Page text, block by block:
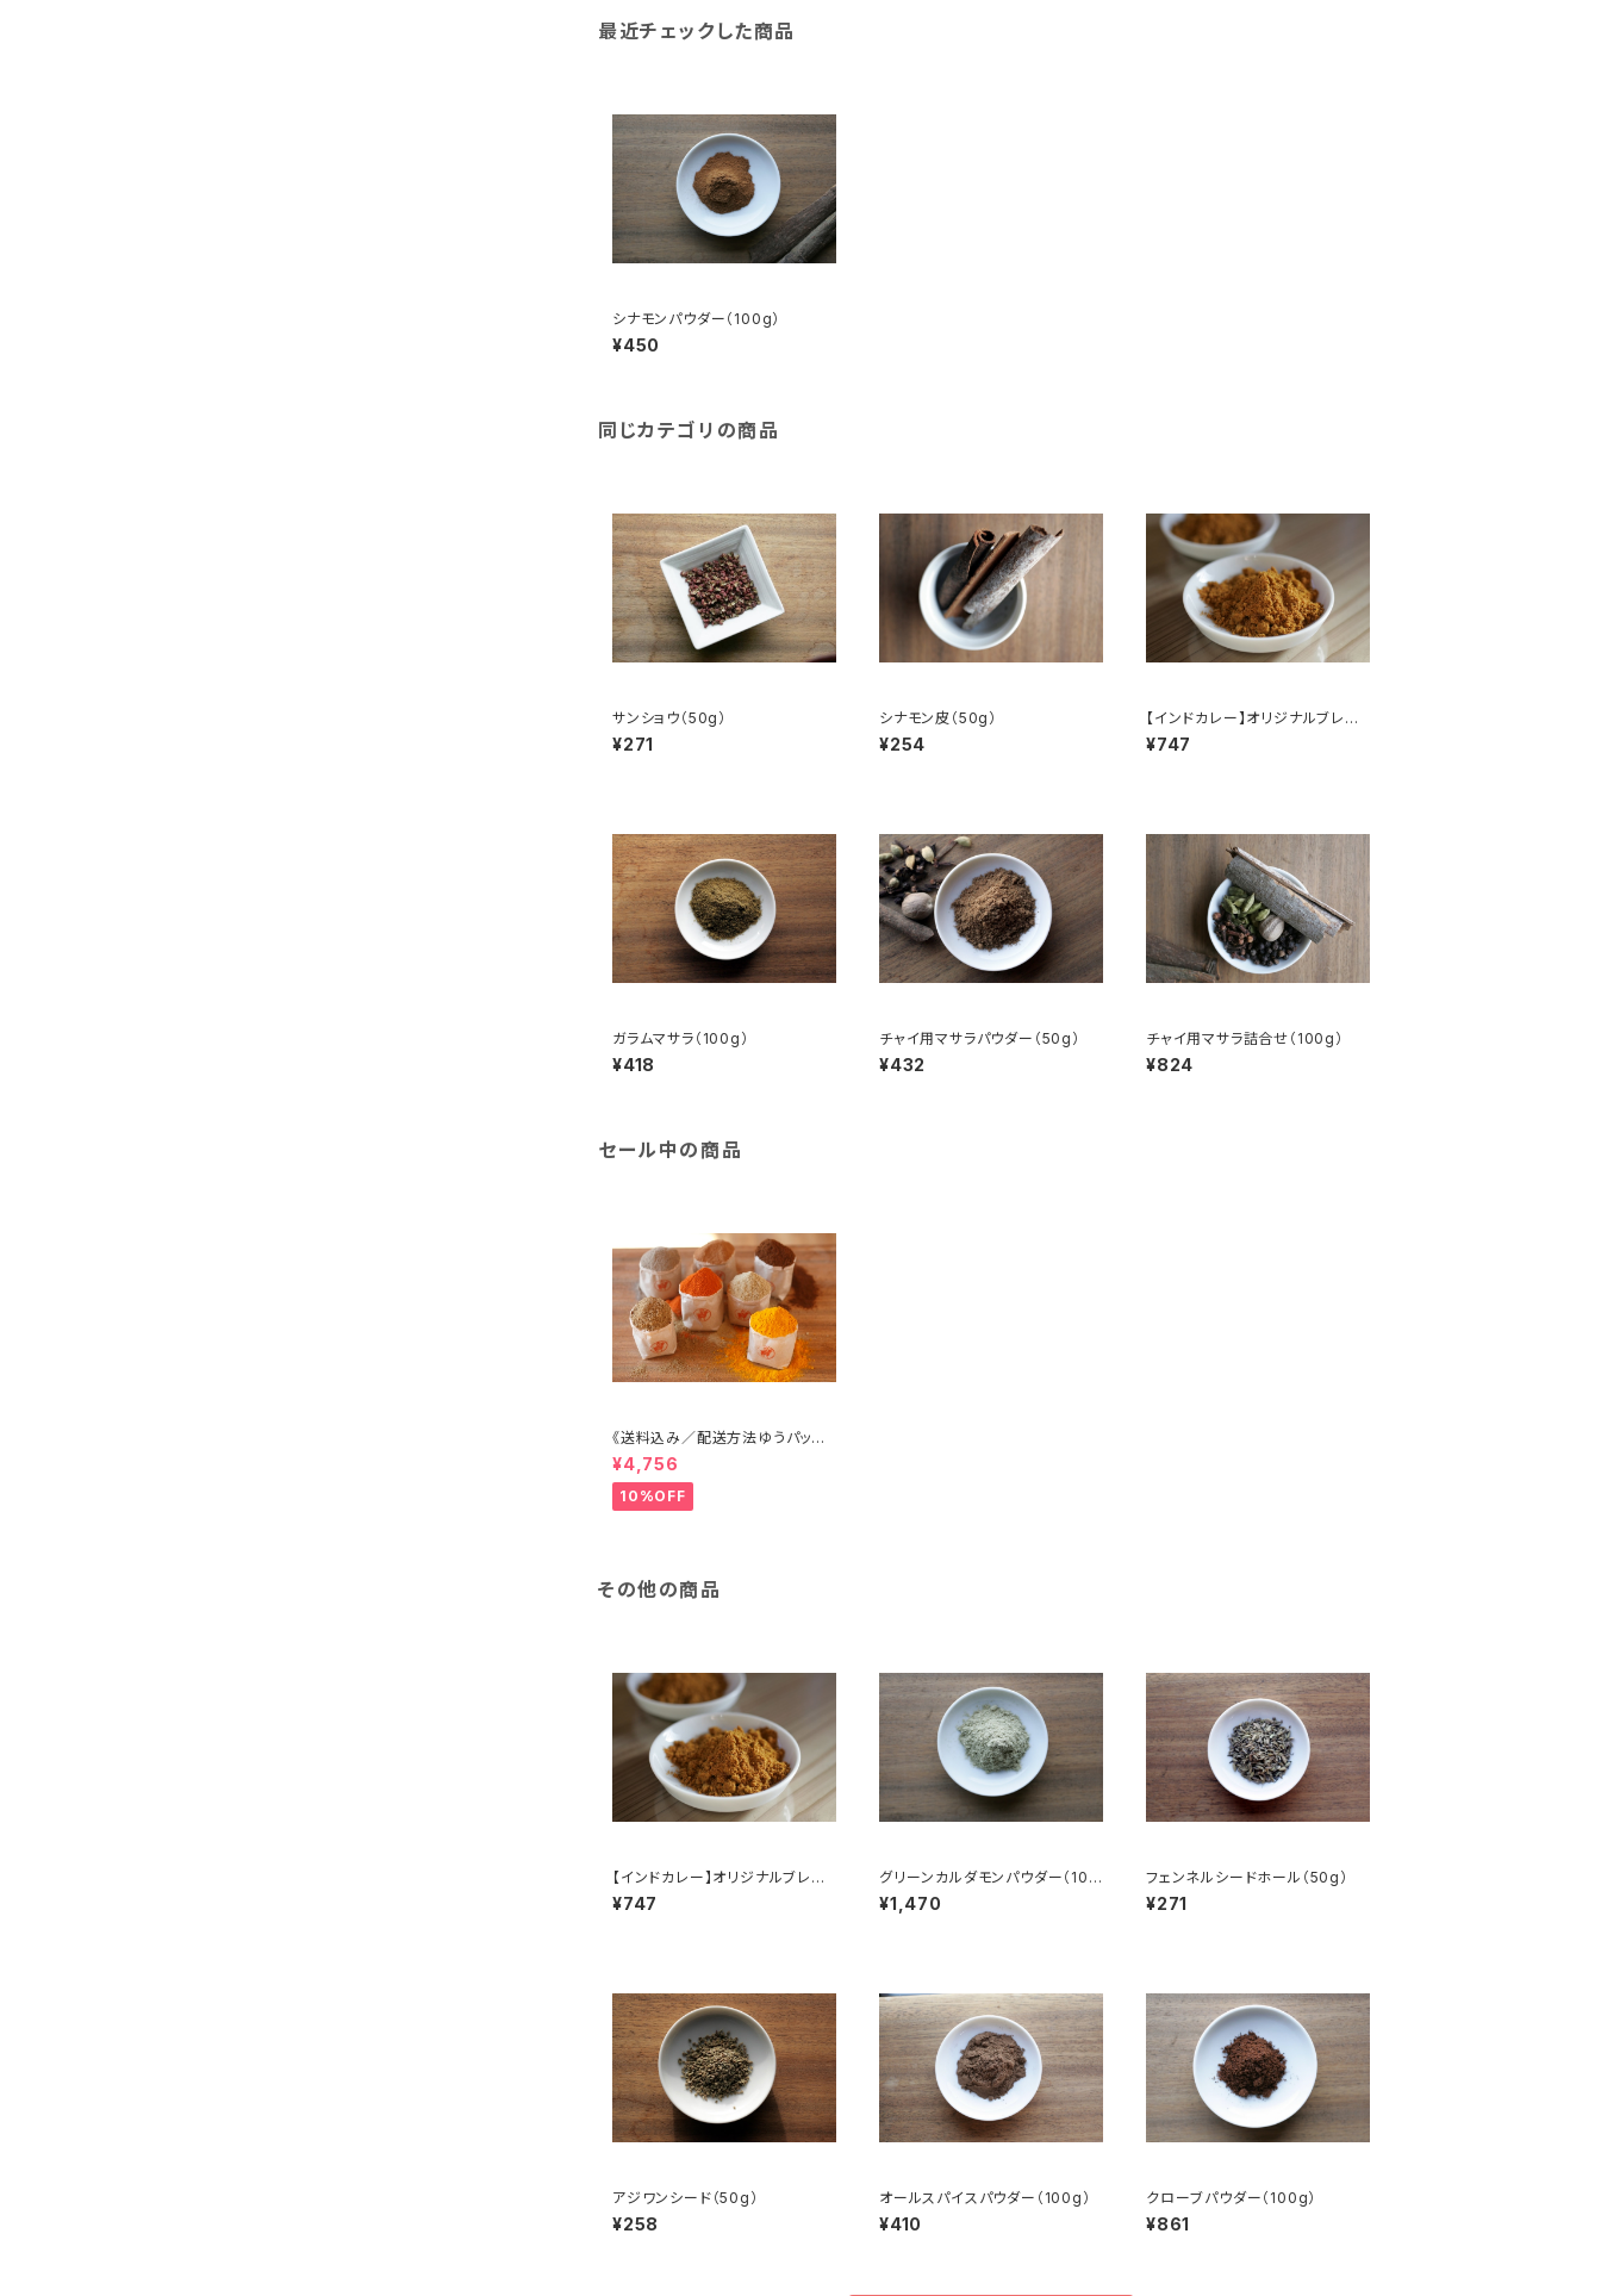
最近チェックした商品
シナモンパウダー（100g）
¥450
同じカテゴリの商品
サンショウ（50g）
¥271
シナモン皮（50g）
¥254
【インドカレー】オリジナルブレン
ドスパイス（100g）
¥747
ガラムマサラ（100g）
¥418
チャイ用マサラパウダー（50g）
¥432
チャイ用マサラ詰合せ（100g）
¥824
セール中の商品
《送料込み／配送方法ゆうパック
指定》専門店のレシピつきスパイ
スセット
¥4,756
10%OFF
その他の商品
【インドカレー】オリジナルブレン
ドスパイス（100g）
¥747
グリーンカルダモンパウダー（100
g）
¥1,470
フェンネルシードホール（50g）
¥271
アジワンシード（50g）
¥258
オールスパイスパウダー（100g）
¥410
クローブパウダー（100g）
¥861